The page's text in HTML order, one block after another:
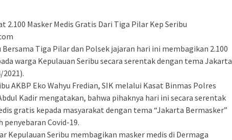
2.100 Masker Medis Gratis Dari Tiga Pilar Kep Seribu
Tiga Pilar dan Polsek jajaran hari ini membagikan 2.100
warga Kepulauan Seribu secara serentak dengan tema Jakarta
AKBP Eko Wahyu Fredian, SIK melalui Kasat Binmas Polres
Kadir mengatakan, bahwa pihaknya hari ini secara serentak
gratis kepada masyarakat dengan tema “Jakarta Bermasker”
penyebaran Covid-19.
Kepulauan Seribu membagikan masker medis di Dermaga